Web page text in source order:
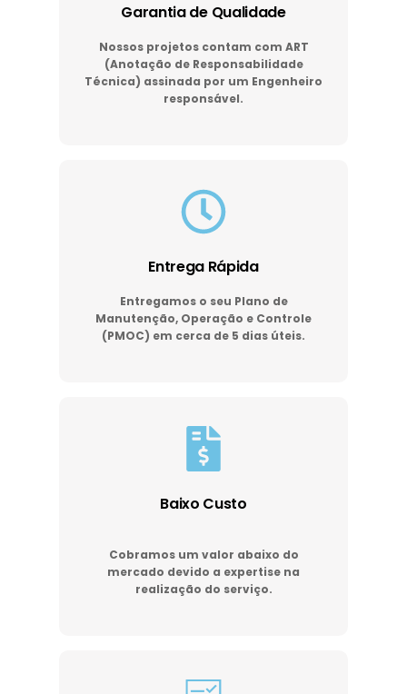
Garantia de Qualidade
Nossos projetos contam com ART
(Anotação de Responsabilidade
Técnica) assinada por um Engenheiro
responsável.
Entrega Rápida
Entregamos o seu Plano de
Manutenção, Operação e Controle
(PMOC) em cerca de 5 dias úteis.
Baixo Custo
Cobramos um valor abaixo do
mercado devido a expertise na
realização do serviço.